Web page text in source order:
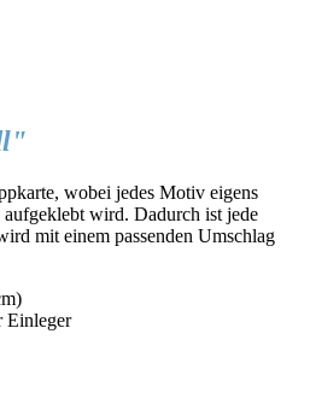
wobei jedes Motiv eigens
aufgeklebt wird. Dadurch ist jede
mit einem passenden Umschlag
Einleger